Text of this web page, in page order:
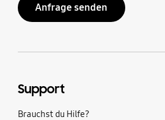
Anfrage senden
Support
Brauchst du Hilfe?